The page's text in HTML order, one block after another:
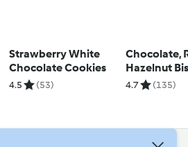
Strawberry White
Chocolate Cookies
4.5 (53)
Chocolate,
Hazelnut
4.7 (135)